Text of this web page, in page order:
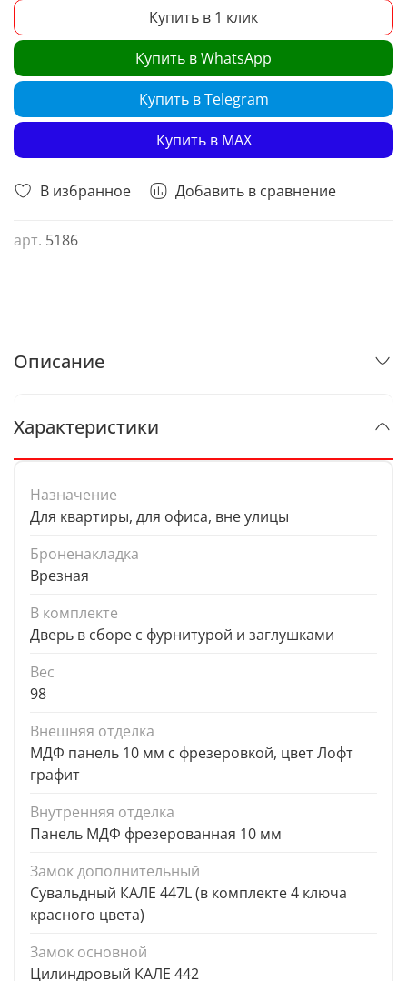
В избранное Добавить в сравнение
арт. 5186
Купить в 1 клик
Купить в WhatsApp
Купить в Telegram
Купить в MAX
Описание
Характеристики
Назначение
Для квартиры, для офиса, вне улицы
Броненакладка
Врезная
В комплекте
Дверь в сборе с фурнитурой и заглушками
Вес
98
Внешняя отделка
МДФ панель 10 мм с фрезеровкой, цвет Лофт
графит
Внутренняя отделка
Панель МДФ фрезерованная 10 мм
Замок дополнительный
Сувальдный КАЛЕ 447L (в комплекте 4 ключа
красного цвета)
Замок основной
Цилиндровый КАЛЕ 442